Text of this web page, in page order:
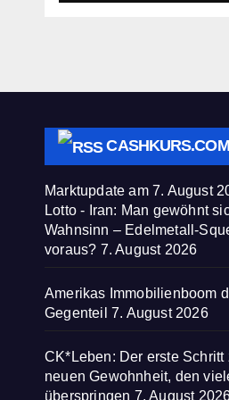
CASHKURS.COM
Marktupdate am 7. August
Lotto - Iran: Man gewöhnt
Wahnsinn – Edelmetall-
voraus? 7. August 2026
Amerikas Immobilienboom
Gegenteil 7. August 2026
CK*Leben: Der erste Schritt
neuen Gewohnheit, den
überspringen 7. August